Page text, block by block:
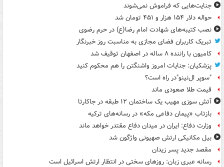
جنایت‌هایی که فراموش نمی‌شوند
حواله دلار ۱۵۴ هزار و ۴۵۱ تومان شد
نصب کتیبه‌های شهادت امام رضا(ع) در حرم رضوی
تبریک کاربران فضای مجازی به مناسبت روز خبرنگار
کامیون با راننده ۸ ساله در اصفهان توقیف شد
پزشکیان: جنایات امروز واشنگتن را هم محکوم کنید
"سوپر ال‌نینو"در راه است؟
قیمت طلا صعودی ماند
آتش سوزی مهیب یک ساختمان ۱۲ طبقه در جاکارتا
بازتاب «پیمان دفاعی مکه» در رسانه‌های ترکیه
وزارت دفاع: ایران در میدان دفاع مقتدر خواهد ماند
بیل مکانیکی ارتش صهیونی واژگون شد
مقصد جدید پسر زیدان
رسانه عبری زبان: روزهای سختی در انتظار ارتش اسرائیل است